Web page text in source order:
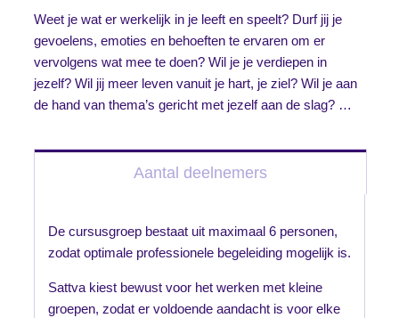
Weet je wat er werkelijk in je leeft en speelt? Durf jij je
gevoelens, emoties en behoeften te ervaren om er
vervolgens wat mee te doen? Wil je je verdiepen in
jezelf? Wil jij meer leven vanuit je hart, je ziel? Wil je aan
de hand van thema’s gericht met jezelf aan de slag? …
Aantal deelnemers
De cursusgroep bestaat uit maximaal 6 personen,
zodat optimale professionele begeleiding mogelijk is.
Sattva kiest bewust voor het werken met kleine
groepen, zodat er voldoende aandacht is voor elke